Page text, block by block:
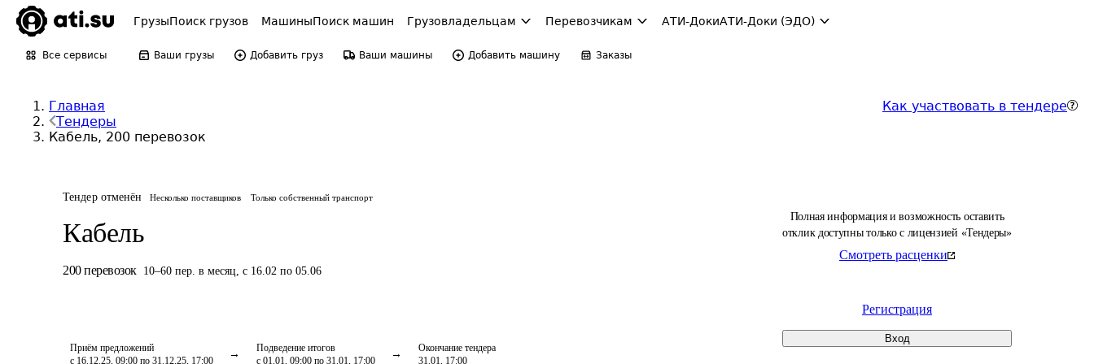
ГрузыПоиск грузов МашиныПоиск машин Грузовладельцам Перевозчикам АТИ-ДокиАТИ-Доки (ЭДО)
Все сервисы Ваши грузы Добавить груз Ваши машины Добавить машину Заказы
Главная
Тендеры
Кабель, 200 перевозок
Как участвовать в тендере
Тендер отменён Несколько поставщиков Только собственный транспорт
Кабель
200 перевозок 10–60 пер. в месяц, с 16.02 по 05.06
Приём предложений
с 16.12.25, 09:00 по 31.12.25, 17:00
Подведение итогов
с 01.01, 09:00 по 31.01, 17:00
Окончание тендера
31.01, 17:00
Полная информация и возможность оставить
отклик доступны только с лицензией «Тендеры»
Смотреть расценки
Регистрация
Вход